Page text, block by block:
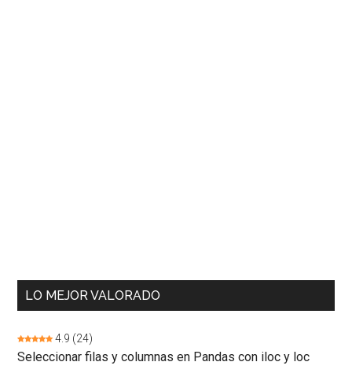
LO MEJOR VALORADO
4.9 (24)
Seleccionar filas y columnas en Pandas con iloc y loc